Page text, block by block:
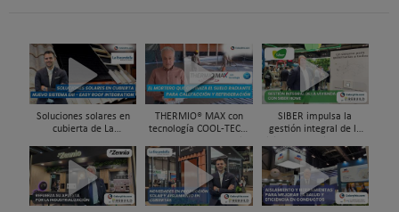
Soluciones solares en
cubierta de La
Sistema ERI, Easy Roof
Integration
THERMIO® MAX con
tecnología COOL-TEC®,
el suelo radiante -
refrescante
SIBER impulsa la
gestión integral de la
en REBUILD 2026